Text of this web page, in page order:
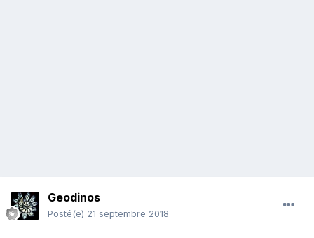
Geodinos
Posté(e) 21 septembre 2018